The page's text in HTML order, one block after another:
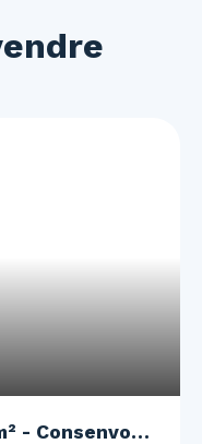
- Consenvoye